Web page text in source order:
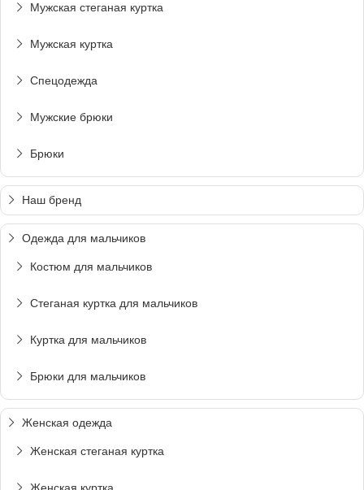
Мужская стеганая куртка
Мужская куртка
Спецодежда
Мужские брюки
Брюки
Наш бренд
Одежда для мальчиков
Костюм для мальчиков
Стеганая куртка для мальчиков
Куртка для мальчиков
Брюки для мальчиков
Женская одежда
Женская стеганая куртка